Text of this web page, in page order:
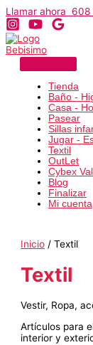
Ir
al
contenido
Llamar ahora 608
Tienda
Baño -
Casa -
Pasear
Sillas
Jugar -
Textil
OutLet
Cybex
Blog
Finalizar
Mi cuenta
Inicio / Textil
Textil
Vestir, Ropa,
Artículos para
interior y